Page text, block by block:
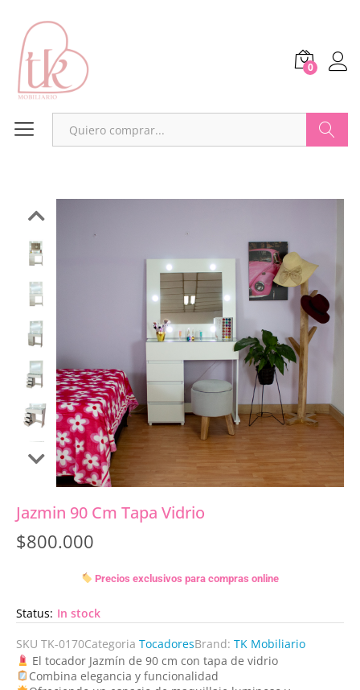
0
Jazmin 90 Cm Tapa Vidrio
$800.000
Precios exclusivos para compras online
Status: In stock
SKU TK-0170Categoria TocadoresBrand: TK Mobiliario
El tocador Jazmín de 90 cm con tapa de vidrio
Combina elegancia y funcionalidad